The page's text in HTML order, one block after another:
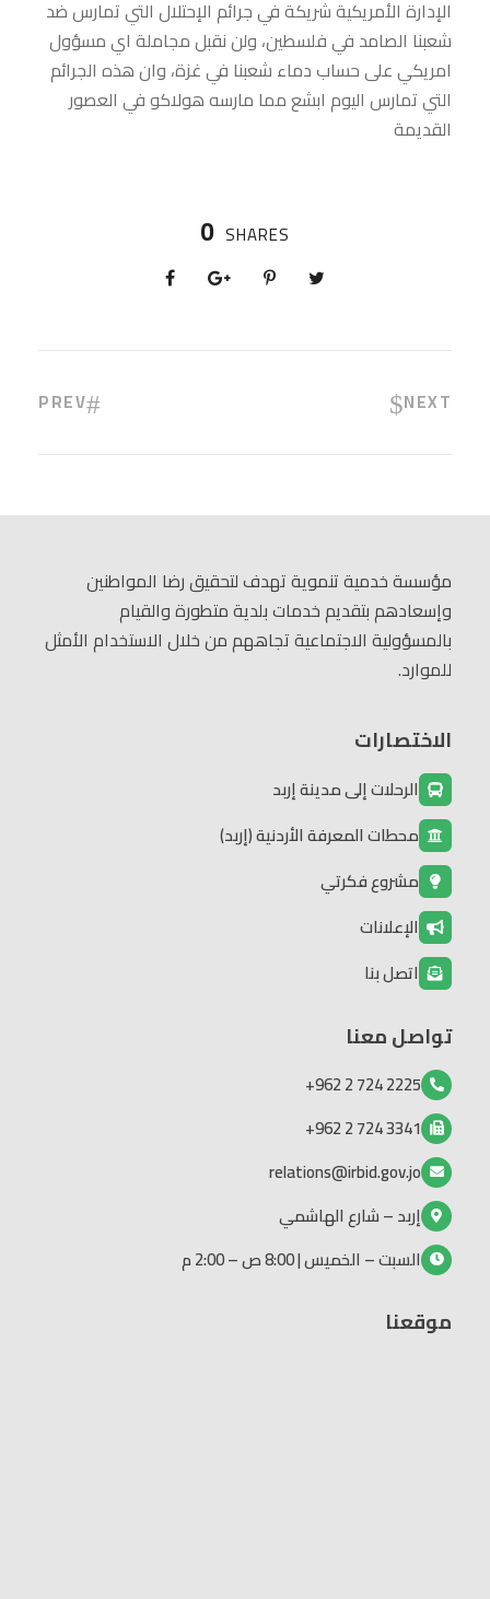
الإدارة الأمريكية شريكة في جرائم الإحتلال التي تمارس ضد
شعبنا الصامد في فلسطين، ولن نقبل مجاملة اي مسؤول
امريكي على حساب دماء شعبنا في غزة، وان هذه الجرائم
التي تمارس اليوم ابشع مما مارسه هولاكو في العصور
القديمة
0 SHARES
PREV NEXT
مؤسسة خدمية تنموية تهدف لتحقيق رضا المواطنين
وإسعادهم بتقديم خدمات بلدية متطورة والقيام
بالمسؤولية الاجتماعية تجاههم من خلال الاستخدام الأمثل
للموارد.
الاختصارات
الرحلات إلى مدينة إربد
محطات المعرفة الأردنية (إربد)
مشروع فكرتي
الإعلانات
اتصل بنا
تواصل معنا
2225 724 2 962+
3341 724 2 962+
relations@irbid.gov.jo
إربد – شارع الهاشمي
السبت – الخميس | 8:00 ص – 2:00 م
موقعنا